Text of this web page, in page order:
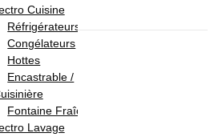
Gamer
Pro
Bureau
Cuisine
Réfrigérateurs
Congélateurs
Hottes
Encastrable /
Fontaine Fraîche
Lavage